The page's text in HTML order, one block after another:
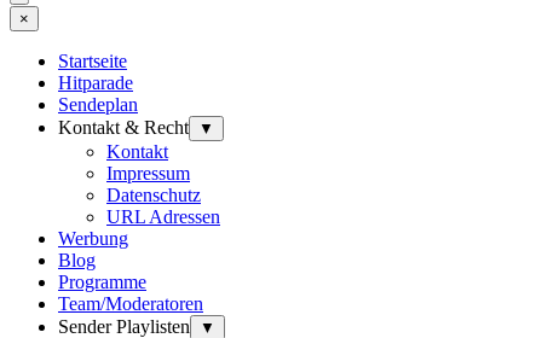
×
Startseite
Hitparade
Sendeplan
Kontakt & Recht
▼
Kontakt
Impressum
Datenschutz
URL Adressen
Werbung
Blog
Programme
Team/Moderatoren
Sender Playlisten
▼